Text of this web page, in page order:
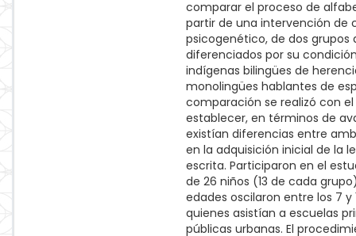
comparar el proceso de
partir de una intervención de
psicogenético, de dos grupos
diferenciados por su
indígenas bilingües de
monolingües hablantes de
comparación se realizó con
establecer, en términos de
existían diferencias entre
en la adquisición inicial de la
escrita. Participaron en el
de 26 niños (13 de cada
edades oscilaron entre los 7 y
quienes asistían a escuelas
públicas urbanas. El